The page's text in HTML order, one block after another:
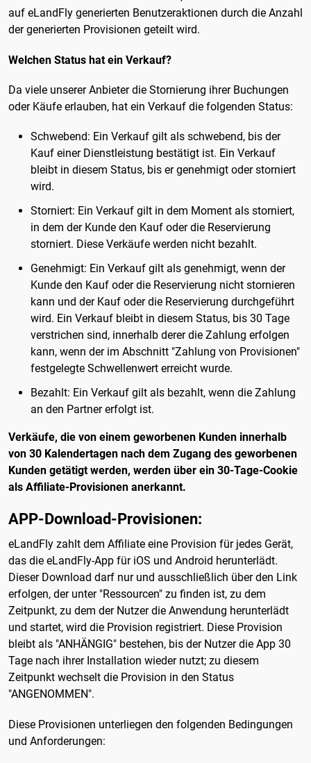
auf eLandFly generierten Benutzeraktionen durch die Anzahl
der generierten Provisionen geteilt wird.
Welchen Status hat ein Verkauf?
Da viele unserer Anbieter die Stornierung ihrer Buchungen
oder Käufe erlauben, hat ein Verkauf die folgenden Status:
Schwebend: Ein Verkauf gilt als schwebend, bis der
Kauf einer Dienstleistung bestätigt ist. Ein Verkauf
bleibt in diesem Status, bis er genehmigt oder storniert
wird.
Storniert: Ein Verkauf gilt in dem Moment als storniert,
in dem der Kunde den Kauf oder die Reservierung
storniert. Diese Verkäufe werden nicht bezahlt.
Genehmigt: Ein Verkauf gilt als genehmigt, wenn der
Kunde den Kauf oder die Reservierung nicht stornieren
kann und der Kauf oder die Reservierung durchgeführt
wird. Ein Verkauf bleibt in diesem Status, bis 30 Tage
verstrichen sind, innerhalb derer die Zahlung erfolgen
kann, wenn der im Abschnitt "Zahlung von Provisionen"
festgelegte Schwellenwert erreicht wurde.
Bezahlt: Ein Verkauf gilt als bezahlt, wenn die Zahlung
an den Partner erfolgt ist.
Verkäufe, die von einem geworbenen Kunden innerhalb
von 30 Kalendertagen nach dem Zugang des geworbenen
Kunden getätigt werden, werden über ein 30-Tage-Cookie
als Affiliate-Provisionen anerkannt.
APP-Download-Provisionen:
eLandFly zahlt dem Affiliate eine Provision für jedes Gerät,
das die eLandFly-App für iOS und Android herunterlädt.
Dieser Download darf nur und ausschließlich über den Link
erfolgen, der unter "Ressourcen" zu finden ist, zu dem
Zeitpunkt, zu dem der Nutzer die Anwendung herunterlädt
und startet, wird die Provision registriert. Diese Provision
bleibt als "ANHÄNGIG" bestehen, bis der Nutzer die App 30
Tage nach ihrer Installation wieder nutzt; zu diesem
Zeitpunkt wechselt die Provision in den Status
"ANGENOMMEN".
Diese Provisionen unterliegen den folgenden Bedingungen
und Anforderungen: